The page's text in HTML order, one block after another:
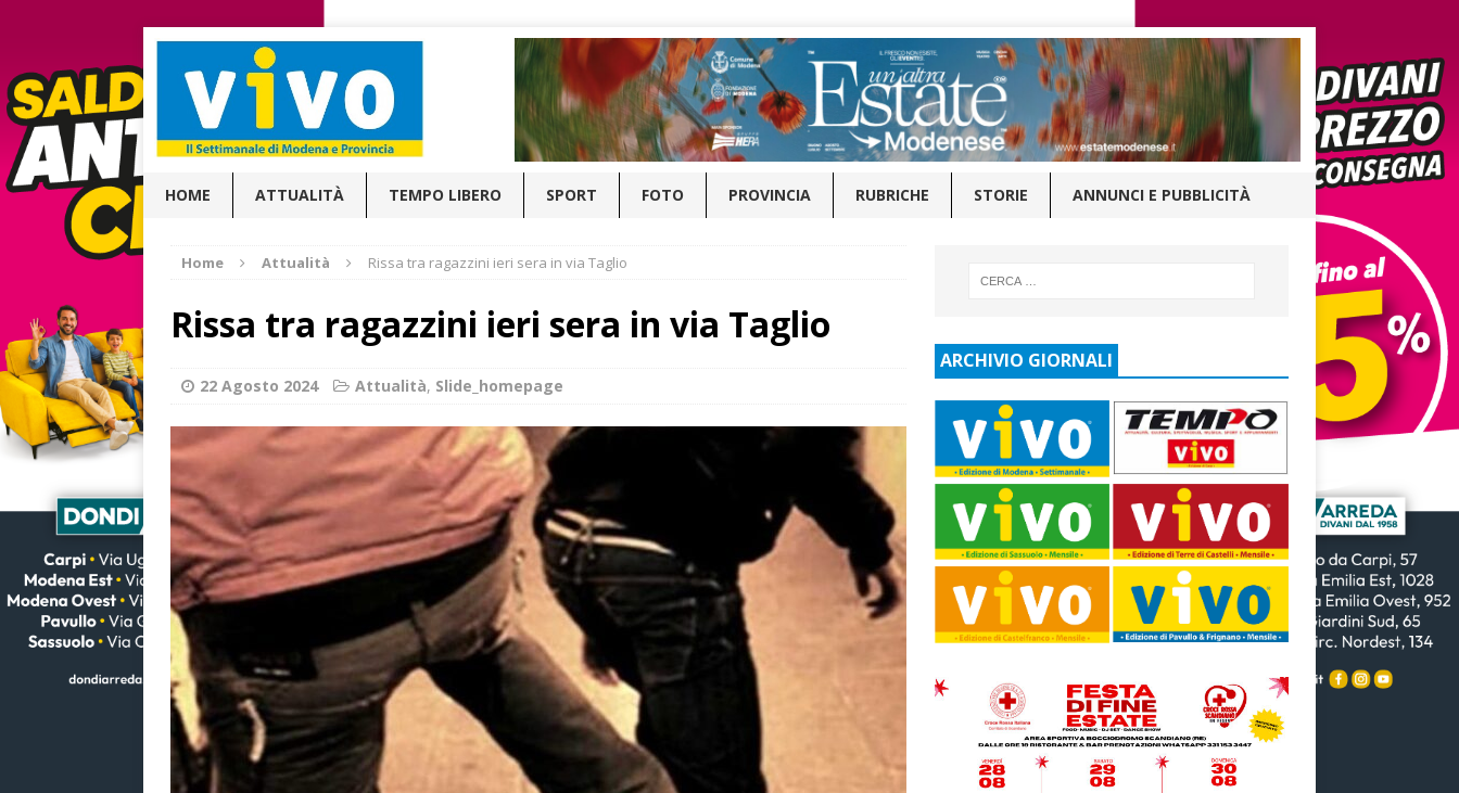
HOME ATTUALITÀ TEMPO LIBERO SPORT FOTO PROVINCIA RUBRICHE STORIE ANNUNCI E PUBBLICITÀ
Home Attualità Rissa tra ragazzini ieri sera in via Taglio
Rissa tra ragazzini ieri sera in via Taglio
22 Agosto 2024 Attualità, Slide_homepage
ARCHIVIO GIORNALI